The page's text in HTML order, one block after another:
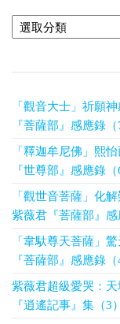
「觀音大士」祈願
『菩薩部』感應錄（
「釋迦牟尼佛」熙
『世尊部』感應錄（
「觀世音菩薩」化
紫薇君『菩薩部』感
「韋馱尊天菩薩」
『菩薩部』感應錄（
紫薇君超級愛哭：
『逍遙記事』集（3）